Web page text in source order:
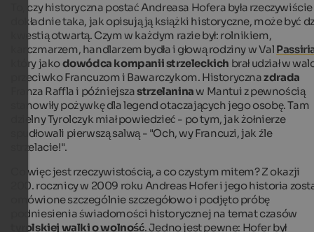
To, czy historyczna postać Andreasa Hofera była rzeczywiście
dokładnie taka, jak opisują ją książki historyczne, może być
kwestią otwartą. Czym w każdym razie był: rolnikiem,
karczmarzem, handlarzem bydła i głową rodziny w Val
który jakodowódca kompanii strzeleckich brał udział w
przeciwko Francuzom i Bawarczykom. Historycznazdrada
Franza Raffla i późniejszastrzelaninaw Mantui z pewnością
stanowiły pożywkę dla legend otaczających jego osobę. Tam
dzielny Tyrolczyk miał powiedzieć - po tym, jak żołnierze
spudłowali pierwszą salwą - "Och, wy Francuzi, jak źle
strzelacie!".
Co więc jest rzeczywistością, a co czystym mitem? Z okazji
200. rocznicy w 2009 roku Andreas Hofer i jego historia
omówione szczególnie szczegółowo i podjęto próbę
podniesienia świadomości historycznej na temat czasów
tyrolskiej walki o wolność. Jedno jest pewne: Hofer był